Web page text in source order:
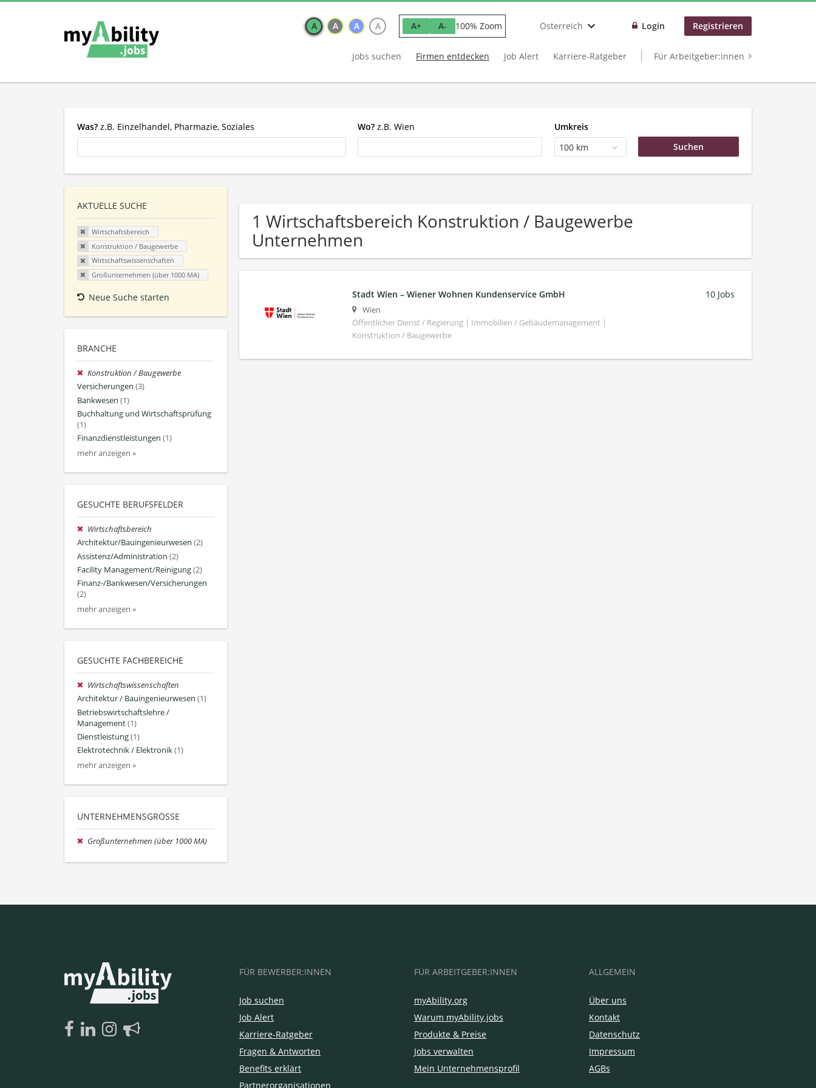
A A A A A+ A- 100% Zoom Österreich Login Registrieren
Jobs suchen Firmen entdecken Job Alert Karriere-Ratgeber Für Arbeitgeber:innen
Was? z.B. Einzelhandel, Pharmazie, Soziales Wo? z.B. Wien
Umkreis
100 km
AKTUELLE SUCHE
Wirtschaftsbereich
Konstruktion / Baugewerbe
Wirtschaftswissenschaften
Großunternehmen (über 1000 MA)
Neue Suche starten
BRANCHE
Konstruktion / Baugewerbe
Versicherungen (3)
Bankwesen (1)
Buchhaltung und Wirtschaftsprüfung
(1)
Finanzdienstleistungen (1)
mehr anzeigen »
GESUCHTE BERUFSFELDER
Wirtschaftsbereich
Architektur/Bauingenieurwesen (2)
Assistenz/Administration (2)
Facility Management/Reinigung(2)
Finanz-/Bankwesen/Versicherungen
(2)
mehr anzeigen »
GESUCHTE FACHBEREICHE
Wirtschaftswissenschaften
Architektur / Bauingenieurwesen (1)
Betriebswirtschaftslehre /
Management(1)
Dienstleistung(1)
Elektrotechnik / Elektronik(1)
mehr anzeigen »
UNTERNEHMENSGRÖSSE
Großunternehmen (über 1000 MA)
1 Wirtschaftsbereich Konstruktion / Baugewerbe
Unternehmen
Stadt Wien – Wiener Wohnen Kundenservice GmbH
Wien
Öffentlicher Dienst / Regierung | Immobilien / Gebäudemanagement |
Konstruktion / Baugewerbe
10 Jobs
FÜR BEWERBER:INNEN
Job suchen
Job Alert
Karriere-Ratgeber
Fragen & Antworten
Benefits erklärt
Partnerorganisationen
FÜR ARBEITGEBER:INNEN
myAbility.org
Warum myAbility.jobs
Produkte & Preise
Jobs verwalten
Mein Unternehmensprofil
ALLGEMEIN
Über uns
Kontakt
Datenschutz
Impressum
AGBs